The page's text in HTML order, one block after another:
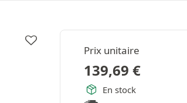
Prix unitaire
139,69 €
En stock